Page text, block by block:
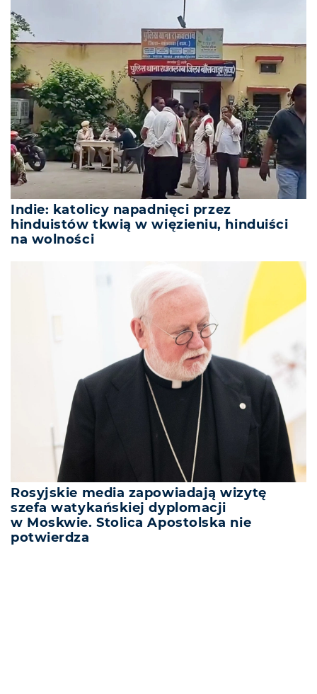
Indie: katolicy napadnięci przez
hinduistów tkwią w więzieniu, hinduiści
na wolności
Rosyjskie media zapowiadają wizytę
szefa watykańskiej dyplomacji
w Moskwie. Stolica Apostolska nie
potwierdza